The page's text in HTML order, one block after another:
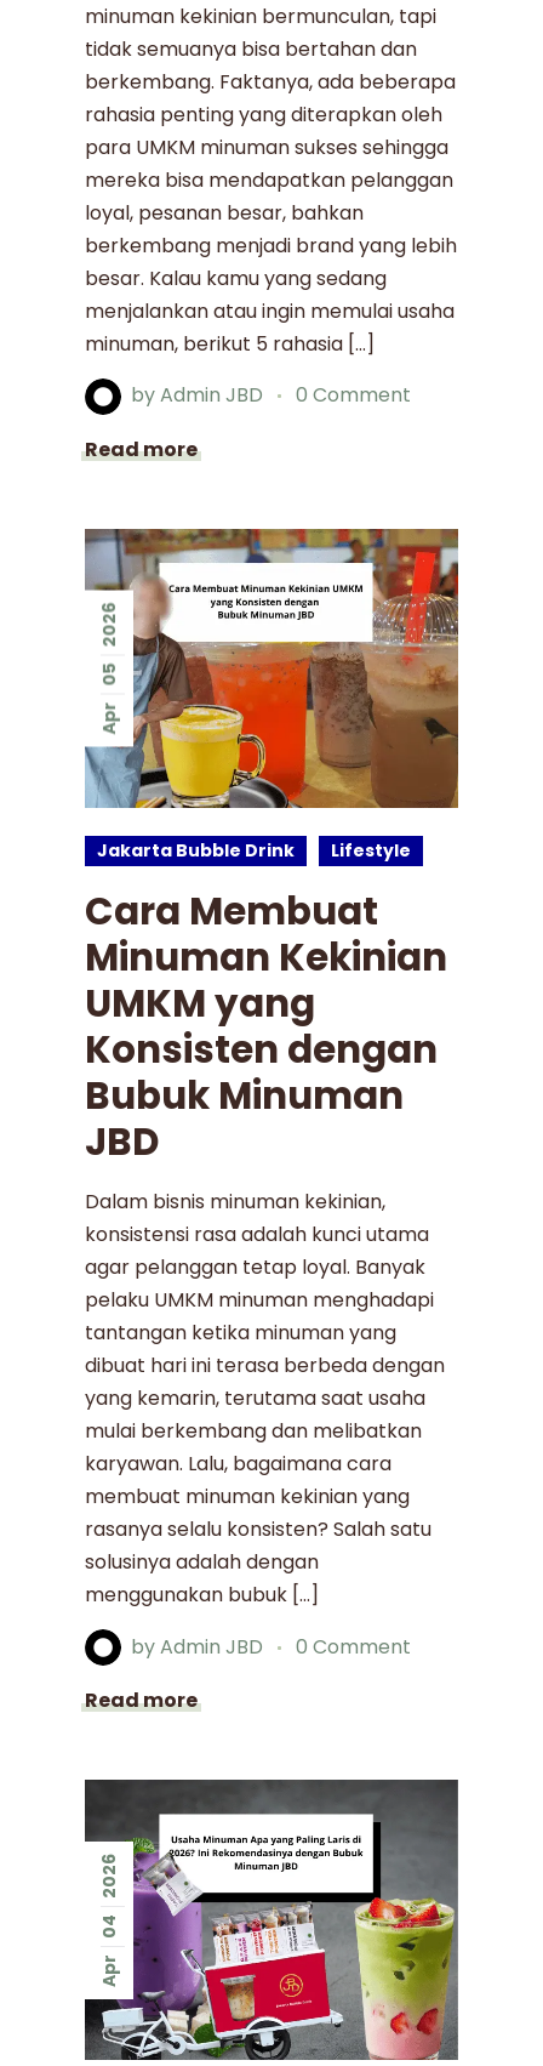
minuman kekinian bermunculan, tapi
tidak semuanya bisa bertahan dan
berkembang. Faktanya, ada beberapa
rahasia penting yang diterapkan oleh
para UMKM minuman sukses sehingga
mereka bisa mendapatkan pelanggan
loyal, pesanan besar, bahkan
berkembang menjadi brand yang lebih
besar. Kalau kamu yang sedang
menjalankan atau ingin memulai usaha
minuman, berikut 5 rahasia […]
byAdmin JBD
0 Comment
Read more
Apr
05
2026
Jakarta Bubble Drink Lifestyle
Cara Membuat
Minuman Kekinian
UMKM yang
Konsisten dengan
Bubuk Minuman
JBD
Dalam bisnis minuman kekinian,
konsistensi rasa adalah kunci utama
agar pelanggan tetap loyal. Banyak
pelaku UMKM minuman menghadapi
tantangan ketika minuman yang
dibuat hari ini terasa berbeda dengan
yang kemarin, terutama saat usaha
mulai berkembang dan melibatkan
karyawan. Lalu, bagaimana cara
membuat minuman kekinian yang
rasanya selalu konsisten? Salah satu
solusinya adalah dengan
menggunakan bubuk […]
byAdmin JBD
0 Comment
Read more
Apr
04
2026